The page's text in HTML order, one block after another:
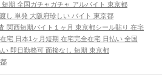
期 全国ガチャガチャ アルバイト 東京都
し 単発 大阪府珍しい バイト 東京都
関西短期バイト１ヶ月 東京都シール貼り 在宅
宅 日本1ヶ月短期 在宅完全在宅 日払い 全国
い 即日勤務可 面接なし 短期 東京都